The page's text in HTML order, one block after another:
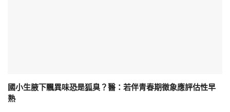
國小生腋下飄異味恐是狐臭？醫：若伴青春期徵象應評估性早
熟